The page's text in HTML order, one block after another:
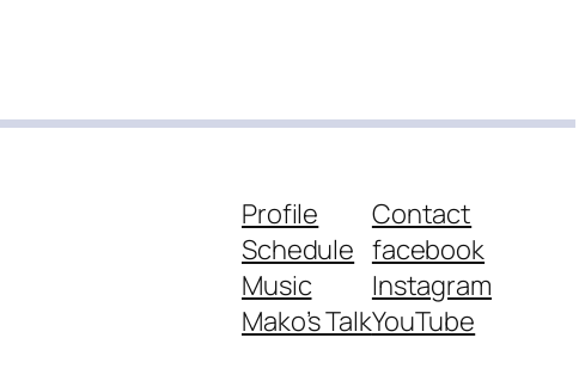
Profile
Schedule
Music
Mako’s Talk
Contact
facebook
Instagram
YouTube